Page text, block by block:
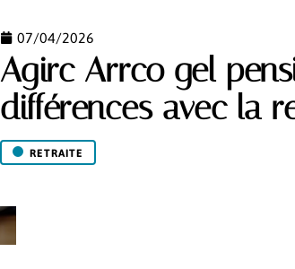
07/04/2026
Agirc Arrco gel
différences avec la
RETRAITE